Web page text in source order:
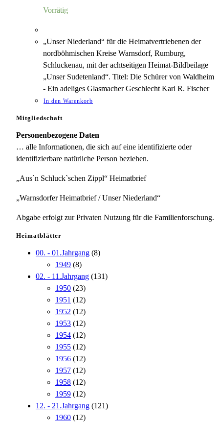
Vorrätig
„Unser Niederland“ für die Heimatvertriebenen der
nordböhmischen Kreise Warnsdorf, Rumburg,
Schluckenau, mit der achtseitigen Heimat-Bildbeilage
„Unser Sudetenland“. Titel: Die Schürer von Waldheim
- Ein adeliges Glasmacher Geschlecht Karl R. Fischer
In den Warenkorb
Mitgliedschaft
Personenbezogene Daten
… alle Informationen, die sich auf eine identifizierte oder
identifizierbare natürliche Person beziehen.
„Aus`n Schluck`schen Zippl“ Heimatbrief
„Warnsdorfer Heimatbrief / Unser Niederland“
Abgabe erfolgt zur Privaten Nutzung für die Familienforschung.
Heimatblätter
00. - 01.Jahrgang (8)
1949 (8)
02. - 11.Jahrgang (131)
1950 (23)
1951 (12)
1952 (12)
1953 (12)
1954 (12)
1955 (12)
1956 (12)
1957 (12)
1958 (12)
1959 (12)
12. - 21.Jahrgang (121)
1960 (12)